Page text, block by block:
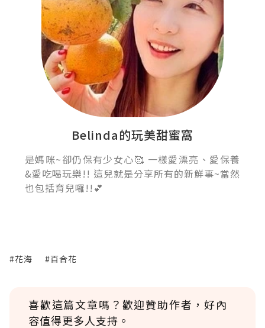
Belinda的玩美甜蜜窩
是媽咪~卻仍保有少女心🥰 一樣愛漂亮、愛保養
&愛吃喝玩樂!! 這兒就是分享所有的新鮮事~當然
也包括育兒囉!!💕
#花海 #百合花
喜歡這篇文章嗎？歡迎贊助作者，好內
容值得更多人支持。